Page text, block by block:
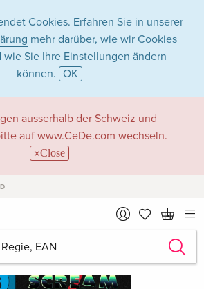
Cookies. Erfahren Sie in unserer
mehr darüber, wie wir Cookies
Sie Ihre Einstellungen ändern
können. OK
ausserhalb der Schweiz und
aufwww.CeDe.com wechseln.
Close
›